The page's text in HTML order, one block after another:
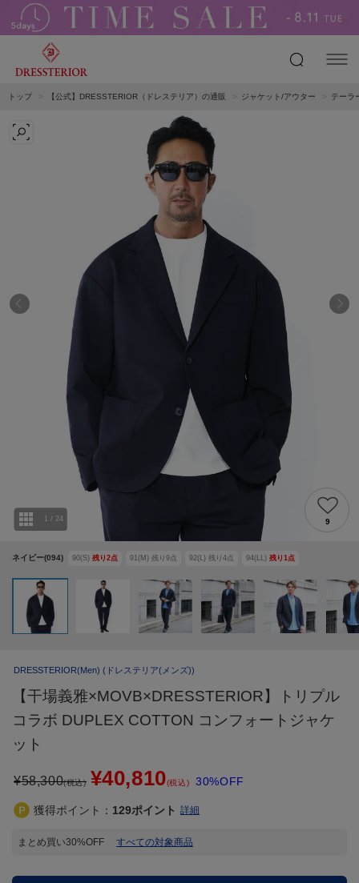
トップ 【公式】DRESSTERIOR（ドレステリア）の通販 ジャケット/アウター テーラ
ネイビー(094) 90(S) 残り 2点 91(M) 残り 9点 92(L) 残り 4点 94(LL) 残り 1 点
1 / 24 9
DRESSTERIOR(Men) (ドレステリア(メンズ))
【干場義雅×MOVB×DRESSTERIOR】トリプル
コラボ DUPLEX COTTON コンフォートジャケ
ット
¥58,300(税込) ¥40,810(税込) 30%OFF
獲得ポイント： 129ポイント 詳細
まとめ買い30%OFF すべての対象商品